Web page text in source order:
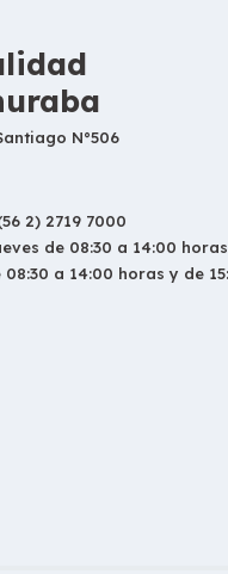
N°506
2) 2719 7000
de 08:30 a 14:00
08:30 a 14:00 horas y de